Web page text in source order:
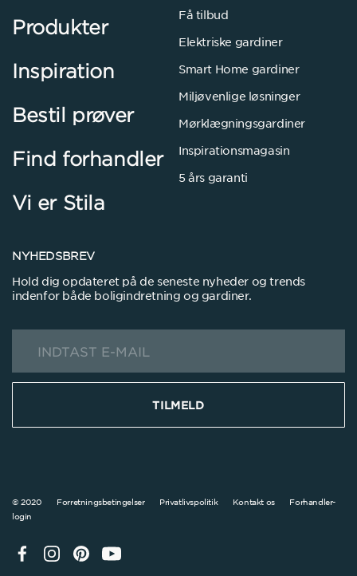
Få tilbud
Elektriske gardiner
Smart Home gardiner
Miljøvenlige løsninger
Mørklægningsgardiner
Inspirationsmagasin
5 års garanti
Produkter
Inspiration
Bestil prøver
Find forhandler
Vi er Stila
NYHEDSBREV
Hold dig opdateret på de seneste nyheder og trends
indenfor både boligindretning og gardiner.
TILMELD
© 2020 Forretningsbetingelser Privatlivspolitik Kontakt os
Forhandler-
login